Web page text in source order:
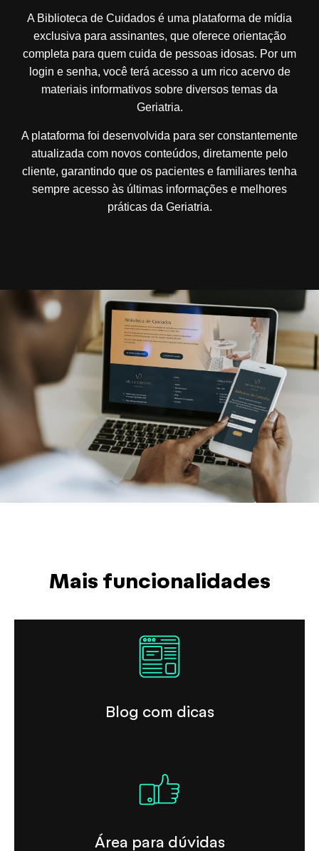
A Biblioteca de Cuidados é uma plataforma de mídia
exclusiva para assinantes, que oferece orientação
completa para quem cuida de pessoas idosas. Por um
login e senha, você terá acesso a um rico acervo de
materiais informativos sobre diversos temas da
Geriatria.
A plataforma foi desenvolvida para ser constantemente
atualizada com novos conteúdos, diretamente pelo
cliente, garantindo que os pacientes e familiares tenha
sempre acesso às últimas informações e melhores
práticas da Geriatria.
Mais funcionalidades
Blog com dicas
Área para dúvidas